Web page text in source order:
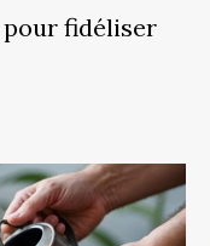
fidéliser